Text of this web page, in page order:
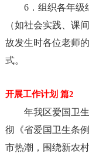
6．组织各年级
（如社会实践、课
故发生时各位老师
式。
开展工作计划 篇2
年我区爱国卫
彻《省爱国卫生条
市热潮，围绕新农